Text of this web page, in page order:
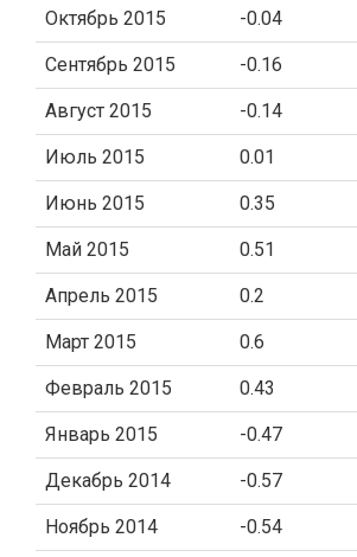
Октябрь 2015 -0.04
Сентябрь 2015 -0.16
Август 2015 -0.14
Июль 2015 0.01
Июнь 2015 0.35
Май 2015 0.51
Апрель 2015 0.2
Март 2015 0.6
Февраль 2015 0.43
Январь 2015 -0.47
Декабрь 2014 -0.57
Ноябрь 2014 -0.54